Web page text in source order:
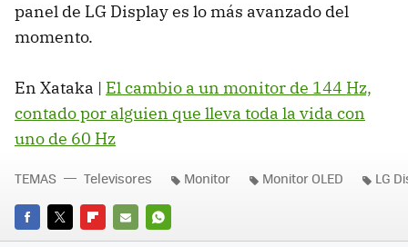
panel de LG Display es lo más avanzado del
momento.
En Xataka | El cambio a un monitor de 144 Hz,
contado por alguien que lleva toda la vida con
uno de 60 Hz
FACEBOOK
TWITTERFLIPBOARD
E-
WHATSAPP
TEMAS Televisores Monitor Monitor OLED LG